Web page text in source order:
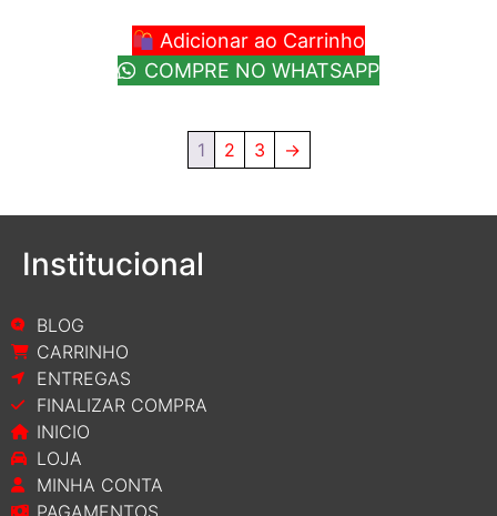
Adicionar ao Carrinho
COMPRE NO WHATSAPP
1 2 3 →
Institucional
BLOG
CARRINHO
ENTREGAS
FINALIZAR COMPRA
INICIO
LOJA
MINHA CONTA
PAGAMENTOS